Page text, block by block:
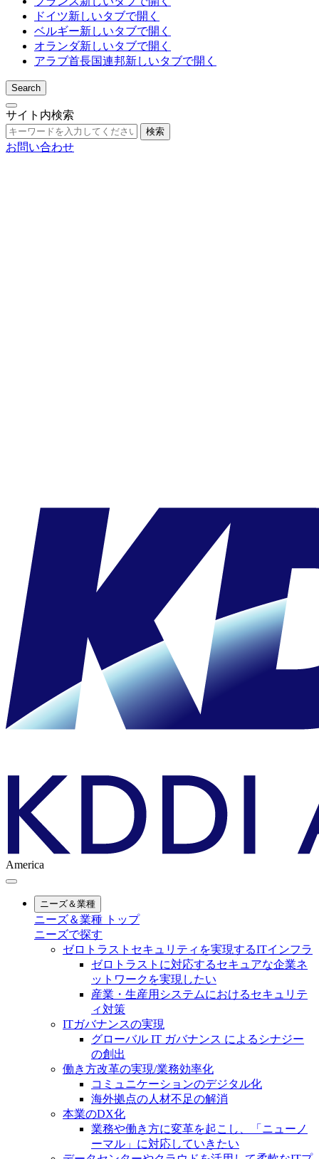
ドイツ新しいタブで開く
ベルギー新しいタブで開く
オランダ新しいタブで開く
アラブ首長国連邦新しいタブで開く
Search
サイト内検索
検索
お問い合わせ
America
ニーズ＆業種
ニーズ＆業種 トップ
ニーズで探す
ゼロトラストセキュリティを実現するITインフラ
ゼロトラストに対応するセキュアな企業ネ
ットワークを実現したい
産業・生産用システムにおけるセキュリテ
ィ対策
ITガバナンスの実現
グローバル IT ガバナンス によるシナジー
の創出
働き方改革の実現/業務効率化
コミュニケーションのデジタル化
海外拠点の人材不足の解消
本業のDX化
業務や働き方に変革を起こし、「ニューノ
ーマル」に対応していきたい